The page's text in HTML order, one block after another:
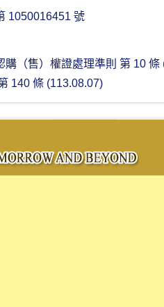
1050016451 號
購（售）權證處理準則 第 10 條
140 條 (113.08.07)